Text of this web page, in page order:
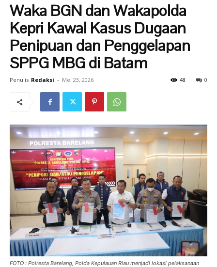
Waka BGN dan Wakapolda
Kepri Kawal Kasus Dugaan
Penipuan dan Penggelapan
SPPG MBG di Batam
Penulis Redaksi - Mei 23, 2026 0
48
FOTO : Polresta Barelang, Polda Kepulauan Riau menjadi lokasi pelaksanaan